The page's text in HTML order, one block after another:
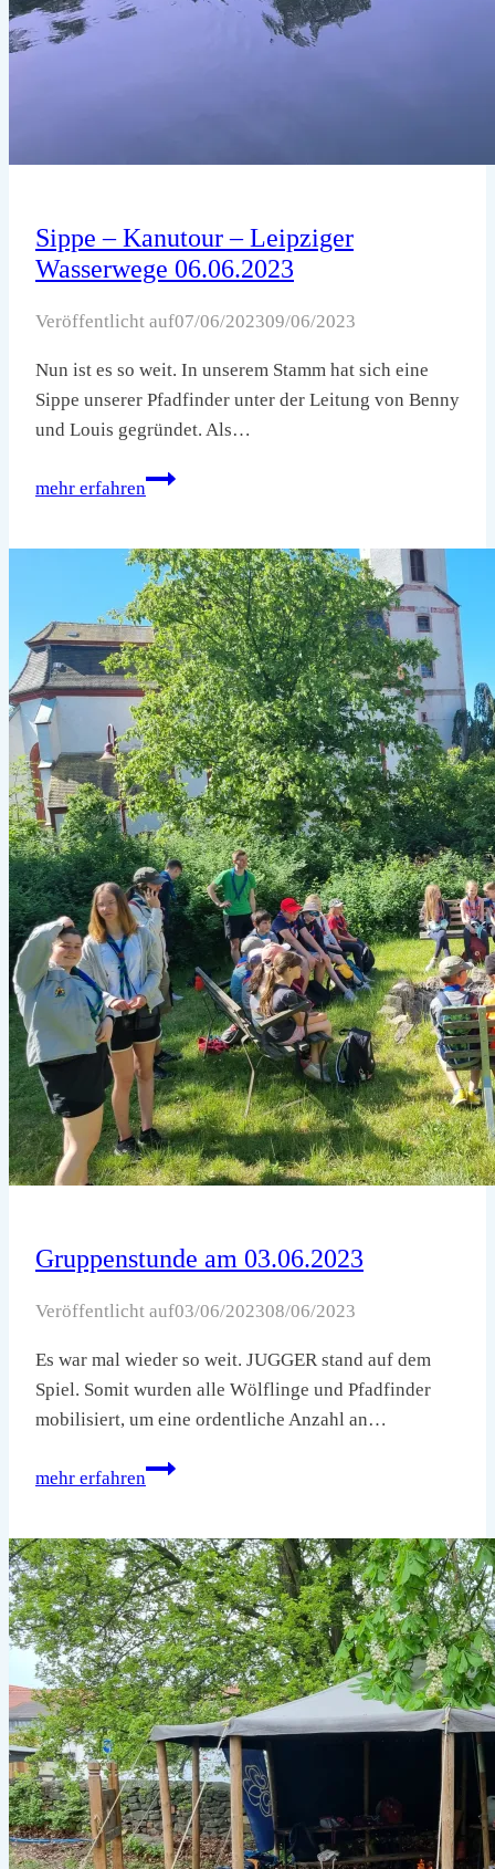
Sippe – Kanutour – Leipziger
Wasserwege 06.06.2023
Veröffentlicht auf07/06/202309/06/2023
Nun ist es so weit. In unserem Stamm hat sich eine
Sippe unserer Pfadfinder unter der Leitung von Benny
und Louis gegründet. Als…
mehr erfahren
Sippe
–
Leipziger
Wasserwege
06.06.2023
Gruppenstunde am 03.06.2023
Veröffentlicht auf03/06/202308/06/2023
Es war mal wieder so weit. JUGGER stand auf dem
Spiel. Somit wurden alle Wölflinge und Pfadfinder
mobilisiert, um eine ordentliche Anzahl an…
mehr erfahren
Gruppenstunde